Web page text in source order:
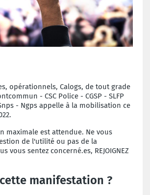
opérationnels, Calogs, de tout grade
- CSC Police - CGSP - SLFP
- Ngps appelle à la mobilisation ce
maximale est attendue. Ne vous
de l'utilité ou pas de la
vous sentez concerné.es, REJOIGNEZ
manifestation ?